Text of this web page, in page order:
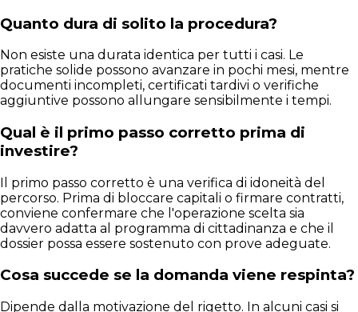
Quanto dura di solito la procedura?
Non esiste una durata identica per tutti i casi. Le
pratiche solide possono avanzare in pochi mesi, mentre
documenti incompleti, certificati tardivi o verifiche
aggiuntive possono allungare sensibilmente i tempi.
Qual è il primo passo corretto prima di
investire?
Il primo passo corretto è una verifica di idoneità del
percorso. Prima di bloccare capitali o firmare contratti,
conviene confermare che l'operazione scelta sia
davvero adatta al programma di cittadinanza e che il
dossier possa essere sostenuto con prove adeguate.
Cosa succede se la domanda viene respinta?
Dipende dalla motivazione del rigetto. In alcuni casi si